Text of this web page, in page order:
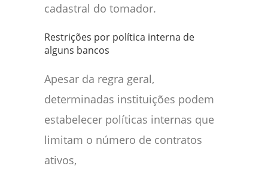
cadastral do tomador.
Restrições por política interna de
alguns bancos
Apesar da regra geral,
determinadas instituições podem
estabelecer políticas internas que
limitam o número de contratos
ativos,